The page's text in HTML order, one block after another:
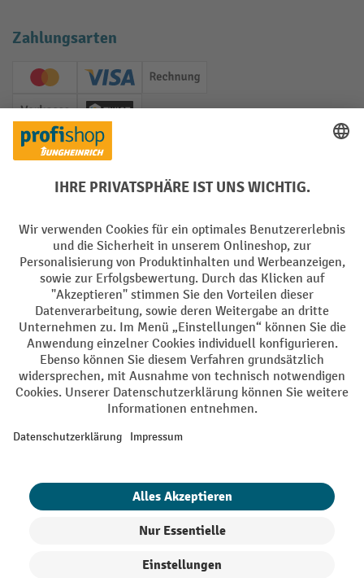
Zahlungsarten
Creditcard (Master)Creditcard (Visa)
Rechnung
Vorkasse Twint
Sprachen
DE FR
AGB Impressum Datenschutz Privacy Settings
Alle Preise exkl. gesetzl. Mehrwertsteuer zzgl.Versandkosten und ggf.
Nachnahmegebühren, wenn nicht anders angegeben.
¹ Der Rabatt gilt so lange der Vorrat reicht. Der Rabatt gilt nicht auf
Erstregistrierung für den Newsletter gewährt. Der Gutschein ist 10
Tage gültig und kann ab einem Netto-Bestellwert von 250.- CHF online
eingelöst werden. Die Höhe des Rabatts variiert je nach
Arbeitsschutz | 5% auf Werkstatt, Betrieb, Transport, Stapeln und